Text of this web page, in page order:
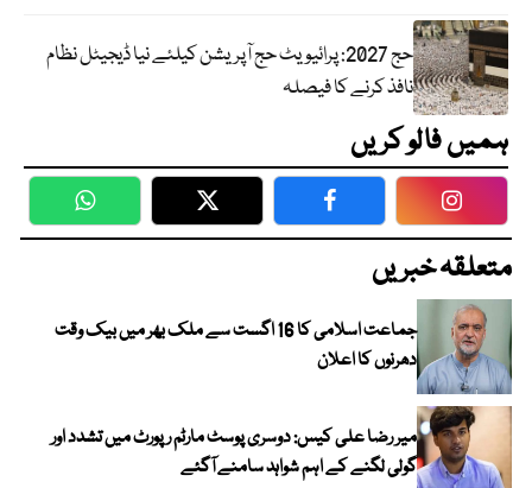
حج 2027: پرائیویٹ حج آپریشن کیلئے نیا ڈیجیٹل نظام
نافذ کرنے کا فیصلہ
ہمیں فالو کریں
WhatsApp Twitter Facebook
متعلقہ خبریں
جماعت اسلامی کا 16 اگست سے ملک بھر میں بیک وقت
دھرنوں کا اعلان
میر رضا علی کیس: دوسری پوسٹ مارٹم رپورٹ میں تشدد اور
گولی لگنے کے اہم شواہد سامنے آگئے